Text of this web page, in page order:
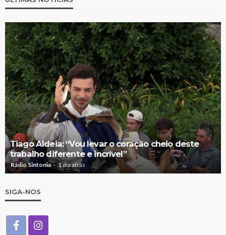
Tiago Aldeia: “Vou levar o coração cheio deste
trabalho diferente e incrível”
Rádio Sintonia 1 dia atrás
SIGA-NOS